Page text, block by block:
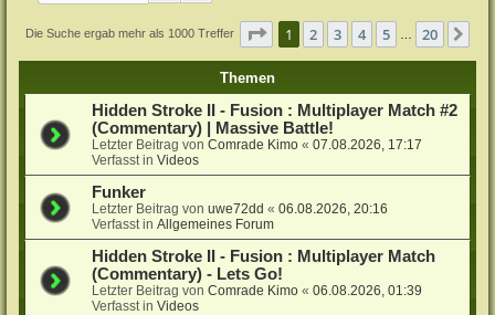
Die Suche ergab mehr als 1000 Treffer Seite 1von 20
1 2 3 4 5 20
Themen
Hidden Stroke II - Fusion : Multiplayer Match #2
(Commentary) | Massive Battle!
Letzter Beitrag vonComrade Kimo «07.08.2026, 17:17
Verfasst inVideos
Funker
Letzter Beitrag vonuwe72dd «06.08.2026, 20:16
Verfasst inAllgemeines Forum
Hidden Stroke II - Fusion : Multiplayer Match
(Commentary) - Lets Go!
Letzter Beitrag vonComrade Kimo «06.08.2026, 01:39
Verfasst inVideos